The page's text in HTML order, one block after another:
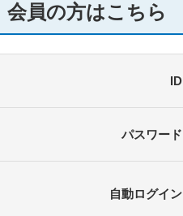
会員の方はこちら
ID
パスワード
自動ログイン